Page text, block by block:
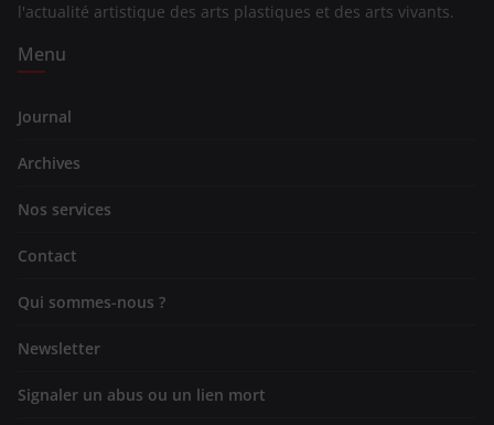
l'actualité artistique des arts plastiques et des arts vivants.
Menu
Journal
Archives
Nos services
Contact
Qui sommes-nous ?
Newsletter
Signaler un abus ou un lien mort